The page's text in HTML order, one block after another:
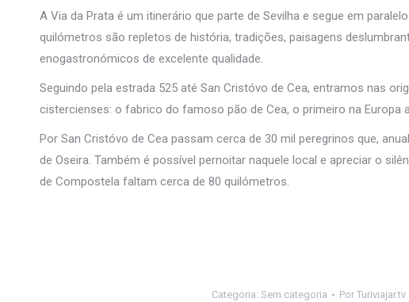
A Via da Prata é um itinerário que parte de Sevilha e segue em
quilómetros são repletos de história, tradições, paisagens
enogastronómicos de excelente qualidade.
Seguindo pela estrada 525 até San Cristóvo de Cea, entramos nas
cistercienses: o fabrico do famoso pão de Cea, o primeiro na Europa
Por San Cristóvo de Cea passam cerca de 30 mil peregrinos que,
de Oseira. Também é possível pernoitar naquele local e apreciar o
de Compostela faltam cerca de 80 quilómetros.
Categoria:Sem categoria PorTuriviajar.tv